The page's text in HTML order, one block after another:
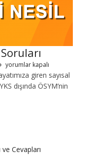
yorumlar kapalı
giren sayısal
dışında ÖSYM’nin
Cevapları